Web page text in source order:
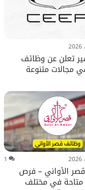
تعلن عن وظائف
مجالات متنوعة
1
الأواني – فرص
في مختلف